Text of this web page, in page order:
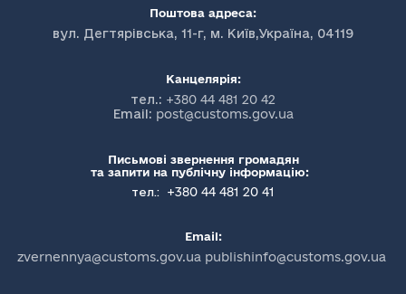
Поштова адреса:
вул. Дегтярівська, 11-г, м. Київ,Україна, 04119
Канцелярія:
тел.: +380 44 481 20 42
Email: post@customs.gov.ua
Письмові звернення громадян
та запити на публічну інформацію:
тел.:
+380 44 481 20 41
Email:
zvernennya@customs.gov.ua publishinfo@customs.gov.ua